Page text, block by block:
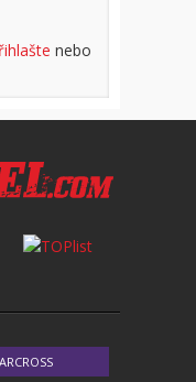
nebo